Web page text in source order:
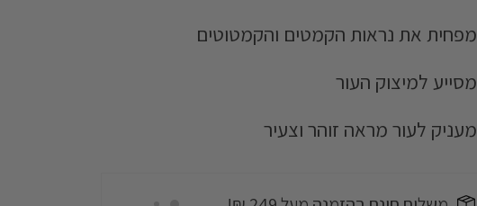
מפחית את נראות הקמטים והקמטוטים
מסייע למיצוק העור
מעניק לעור מראה זוהר וצעיר
משלוח חינם בהזמנה מעל 249 ₪!
Skin Friendly